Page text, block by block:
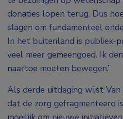
donaties lopen terug. Dus
slagen om fundamenteel
In het buitenland is publiek-
veel meer gemeengoed. Ik
naartoe moeten bewegen.”
Als derde uitdaging wijst
dat de zorg gefragmenteerd